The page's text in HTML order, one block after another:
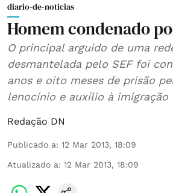
diario-de-noticias
Homem condenado
O principal arguido de uma
desmantelada pelo SEF foi
anos e oito meses de prisão
lenocínio e auxílio à imigração
Redação DN
Publicado a: 12 Mar 2013, 18:09
Atualizado a: 12 Mar 2013, 18:09